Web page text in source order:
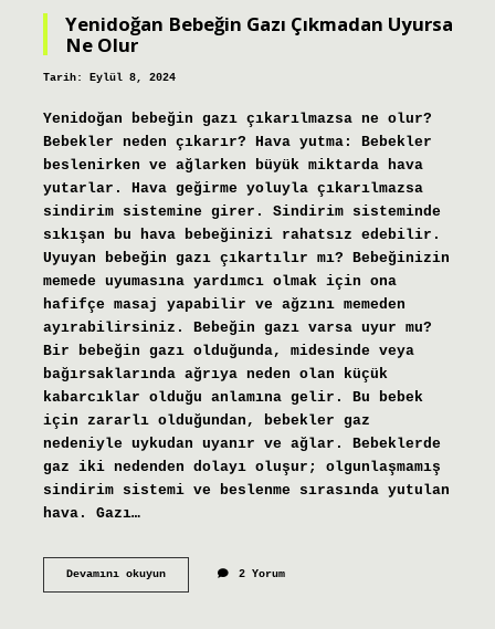
Yenidoğan Bebeğin Gazı Çıkmadan Uyursa
Ne Olur
Tarih: Eylül 8, 2024
Yenidoğan bebeğin gazı çıkarılmazsa ne olur?
Bebekler neden çıkarır? Hava yutma: Bebekler
beslenirken ve ağlarken büyük miktarda hava
yutarlar. Hava geğirme yoluyla çıkarılmazsa
sindirim sistemine girer. Sindirim sisteminde
sıkışan bu hava bebeğinizi rahatsız edebilir.
Uyuyan bebeğin gazı çıkartılır mı? Bebeğinizin
memede uyumasına yardımcı olmak için ona
hafifçe masaj yapabilir ve ağzını memeden
ayırabilirsiniz. Bebeğin gazı varsa uyur mu?
Bir bebeğin gazı olduğunda, midesinde veya
bağırsaklarında ağrıya neden olan küçük
kabarcıklar olduğu anlamına gelir. Bu bebek
için zararlı olduğundan, bebekler gaz
nedeniyle uykudan uyanır ve ağlar. Bebeklerde
gaz iki nedenden dolayı oluşur; olgunlaşmamış
sindirim sistemi ve beslenme sırasında yutulan
hava. Gazı…
Devamını okuyunYenidoğan
2 Yorum